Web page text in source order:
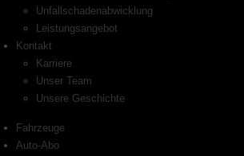
Unfallschadenabwicklung
Leistungsangebot
Kontakt
Karriere
Unser Team
Unsere Geschichte
Fahrzeuge
Auto-Abo